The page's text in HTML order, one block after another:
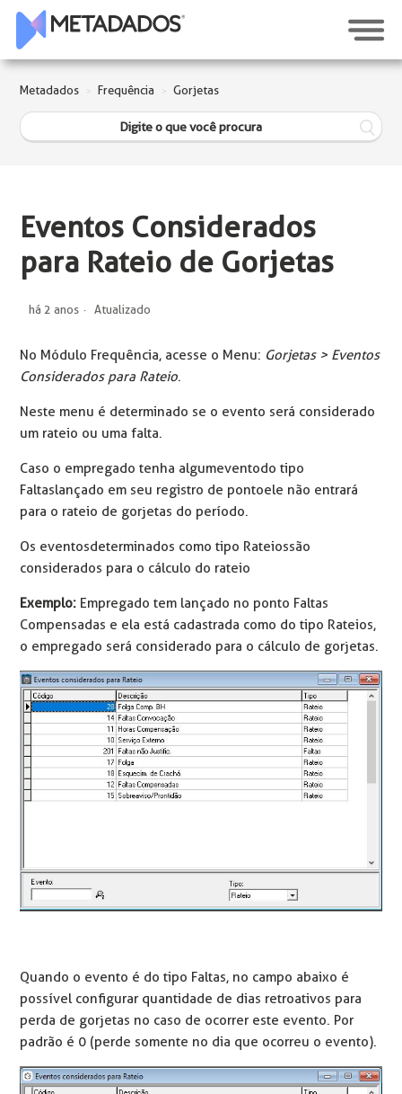
Metadados Frequência Gorjetas
Eventos Considerados
para Rateio de Gorjetas
há 2 anos Atualizado
No Módulo Frequência, acesse o Menu: Gorjetas > Eventos
Considerados para Rateio.
Neste menu é determinado se o evento será considerado
um rateio ou uma falta.
Caso o empregado tenha algum evento do tipo
Faltas lançado em seu registro de ponto ele não entrará
para o rateio de gorjetas do período.
Os eventos determinados como tipo Rateios são
considerados para o cálculo do rateio
Exemplo: Empregado tem lançado no ponto Faltas
Compensadas e ela está cadastrada como do tipo Rateios,
o empregado será considerado para o cálculo de gorjetas.
Quando o evento é do tipo Faltas, no campo abaixo é
possível configurar quantidade de dias retroativos para
perda de gorjetas no caso de ocorrer este evento. Por
padrão é 0 (perde somente no dia que ocorreu o evento).